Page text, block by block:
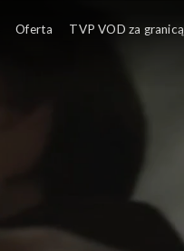
Oferta TVP VOD za granicą